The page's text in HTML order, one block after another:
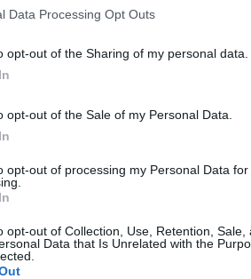
Data Processing Opt Outs
opt-out of the Sharing of my personal data.
opt-out of the Sale of my Personal Data.
opt-out of processing my Personal Data for
opt-out of Collection, Use, Retention, Sale,
Data that Is Unrelated with the
του μαστού στην
- 13 Φεβρουαρίου 2024
Σύλλογος Γυναικών με
του μαστού στην Ελλάδα σήμερα».
«Πες ΜΑΣ ΤΟ» από τον
με Καρκίνο Μαστού